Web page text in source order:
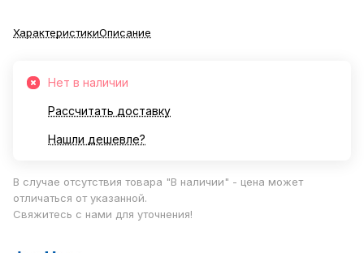
ХарактеристикиОписание
Нет в наличии
Рассчитать доставку
Нашли дешевле?
В случае отсутствия товара "В наличии" - цена может
отличаться от указанной.
Свяжитесь с нами для уточнения!